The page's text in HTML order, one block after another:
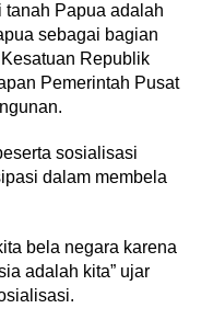
tanah Papua adalah
sebagai bagian
Republik
Pemerintah Pusat
sosialisasi
dalam membela
bela negara karena
adalah kita” ujar